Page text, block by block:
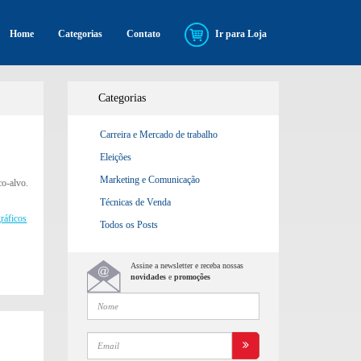
Home Categorias Contato Ir para Loja
alvo.
Categorias
Carreira e Mercado de trabalho
Eleições
Marketing e Comunicação
Técnicas de Venda
Todos os Posts
Assine a newsletter e receba nossas
novidades epromoções